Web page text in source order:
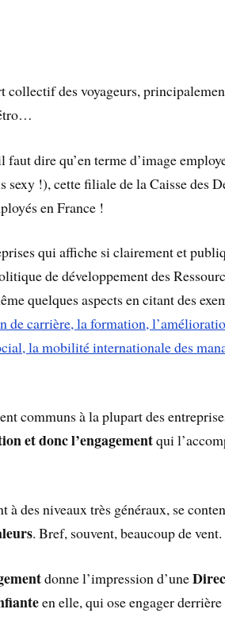
collectif des voyageurs,
dire qu’en terme d’image
sexy !), cette filiale de la Caisse des
en France !
qui affiche si clairement et
de développement des
quelques aspects en citant des
de carrière, la formation,
la mobilité internationale des
communs à la plupart des
et donc l’engagementqui
à des niveaux très généraux, se
. Bref, souvent, beaucoup de vent.
donne l’impression d’une
en elle, qui ose engager